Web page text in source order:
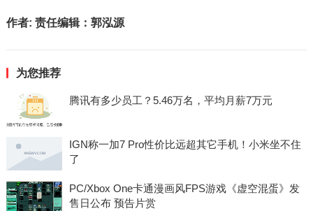
作者: 责任编辑：郭泓源
为您推荐
腾讯有多少员工？5.46万名，平均月薪7万元
IGN称一加7 Pro性价比远超其它手机！小米坐不住
了
PC/Xbox One卡通漫画风FPS游戏《虚空混蛋》发
售日公布 预告片赏